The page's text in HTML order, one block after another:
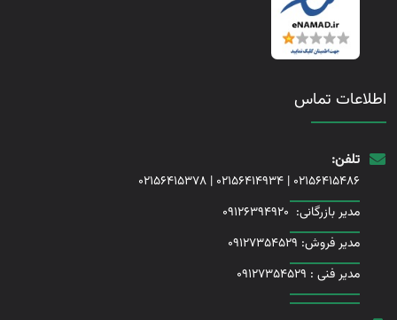
اطلاعات تماس
تلفن:
02156415486
|
02156414934
|
02156415378
مدیر بازرگانی: 09126394920
مدیر فروش: 09127354529
مدیر فنی : 09127354529